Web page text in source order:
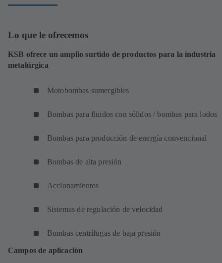
Lo que le ofrecemos
KSB ofrece un amplio surtido de productos para la industria
metalúrgica
Motobombas sumergibles
Bombas para fluidos con sólidos / bombas para lodos
Bombas para producción de energía convencional
Bombas de alta presión
Accionamientos
Sistemas de regulación de velocidad
Bombas centrífugas de baja presión
Campos de aplicación